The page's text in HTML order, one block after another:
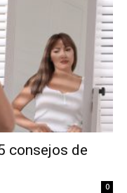
consejos de
0